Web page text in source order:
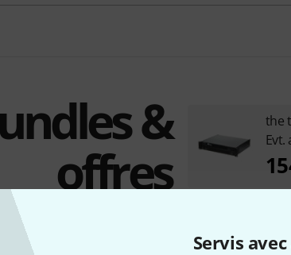
Servis
&
offres
the
Evt.